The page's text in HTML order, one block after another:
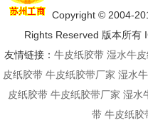
Copyright © 2004-
Rights Reserved 版本所有
友情链接： 牛皮纸胶带 湿水牛
皮纸胶带 牛皮纸胶带厂家 湿水
皮纸胶带 牛皮纸胶带厂家 湿水
带 牛皮纸胶